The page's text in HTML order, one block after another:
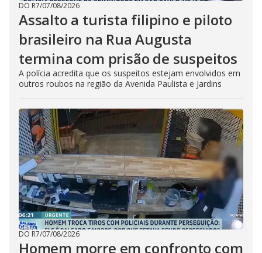
DO R7/07/08/2026
Assalto a turista filipino e piloto
brasileiro na Rua Augusta
termina com prisão de suspeitos
A polícia acredita que os suspeitos estejam envolvidos em
outros roubos na região da Avenida Paulista e Jardins
DO R7/07/08/2026
Homem morre em confronto com